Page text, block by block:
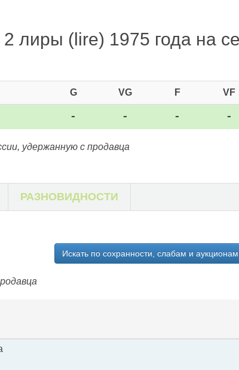
лиры (lire) 1975 года на
G VG F VF
- - - -
удержанную с продавца
РАЗНОВИДНОСТИ
Искать по сохранности, слабам и аукционам